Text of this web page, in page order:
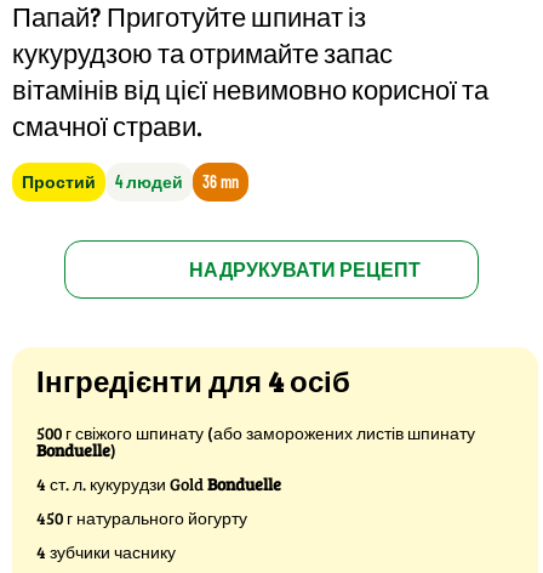
Папай? Приготуйте шпинат із
кукурудзою та отримайте запас
вітамінів від цієї невимовно корисної та
смачної страви.
Простий 4 людей 36 mn
НАДРУКУВАТИ РЕЦЕПТ
Інгредієнти для 4 осіб
500 г свіжого шпинату (або заморожених листів шпинату
Bonduelle)
4 ст. л. кукурудзи GoldBonduelle
450 г натурального йогурту
4 зубчики часнику